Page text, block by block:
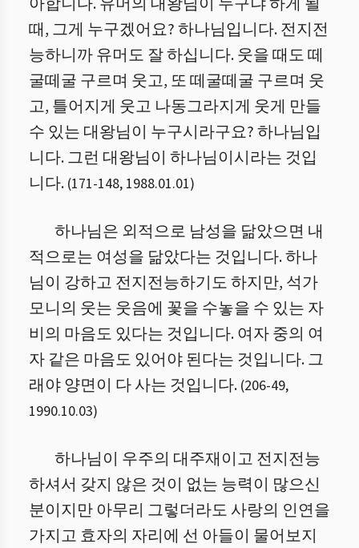
때, 그게 누구겠어요? 하나님입니다. 전지전
능하니까 유머도 잘 하십니다. 웃을 때도 떼
굴떼굴 구르며 웃고, 또 떼굴떼굴 구르며 웃
고, 틀어지게 웃고 나동그라지게 웃게 만들
수 있는 대왕님이 누구시라구요? 하나님입
니다. 그런 대왕님이 하나님이시라는 것입
니다. (171-148, 1988.01.01)
하나님은 외적으로 남성을 닮았으면 내
적으로는 여성을 닮았다는 것입니다. 하나
님이 강하고 전지전능하기도 하지만, 석가
모니의 웃는 웃음에 꽃을 수놓을 수 있는 자
비의 마음도 있다는 것입니다. 여자 중의 여
자 같은 마음도 있어야 된다는 것입니다. 그
래야 양면이 다 사는 것입니다. (206-49,
1990.10.03)
하나님이 우주의 대주재이고 전지전능
하셔서 갖지 않은 것이 없는 능력이 많으신
분이지만 아무리 그렇더라도 사랑의 인연을
가지고 효자의 자리에 선 아들이 물어보지